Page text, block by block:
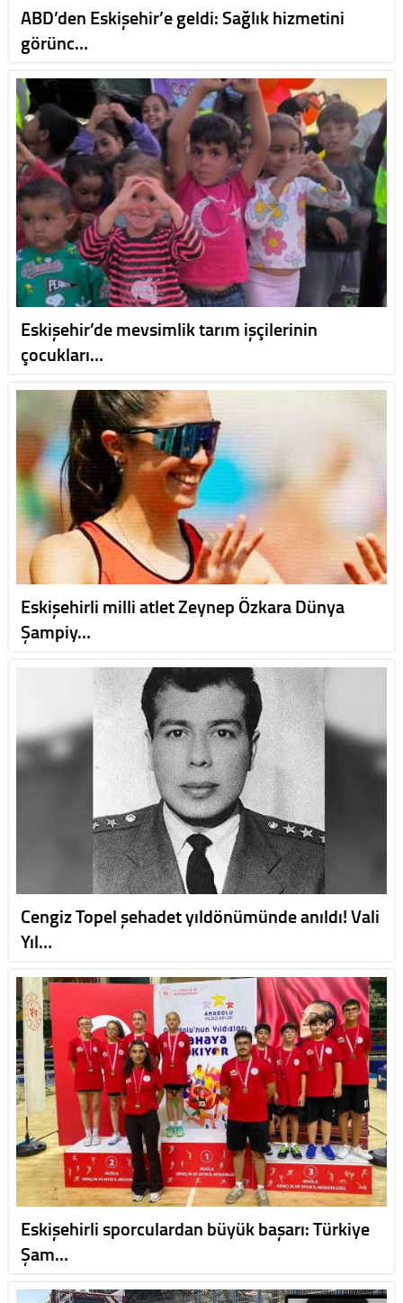
ABD’den Eskişehir’e geldi: Sağlık hizmetini
görünc…
Eskişehir’de mevsimlik tarım işçilerinin
çocukları…
Eskişehirli milli atlet Zeynep Özkara Dünya
Şampiy…
Cengiz Topel şehadet yıldönümünde anıldı! Vali
Yıl…
Eskişehirli sporculardan büyük başarı: Türkiye
Şam…